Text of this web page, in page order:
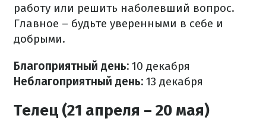
работу или решить наболевший вопрос.
Главное – будьте уверенными в себе и
добрыми.
Благоприятный день: 10 декабря
Неблагоприятный день: 13 декабря
Телец (21 апреля – 20 мая)